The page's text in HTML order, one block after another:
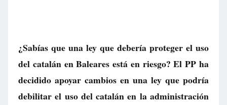
¿Sabías que una ley que debería proteger el uso
del catalán en Baleares está en riesgo? El PP ha
decidido apoyar cambios en una ley que podría
debilitar el uso del catalán en la administración